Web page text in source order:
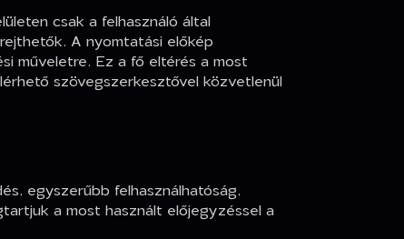
csak a felhasználó által
A nyomtatási előkép
műveletre. Ez a fő eltérés a most
szövegszerkesztővel közvetlenül
egyszerűbb felhasználhatóság,
a most használt előjegyzéssel a